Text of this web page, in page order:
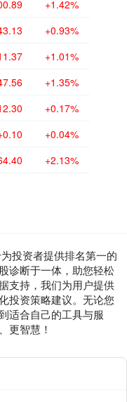
+1.42%
+0.93%
+1.01%
+1.35%
+0.17%
+0.04%
+2.13%
投资者提供排名第一的
诊断于一体，助您轻松
支持，我们为用户提供
投资策略建议。无论您
适合自己的工具与服
更智慧！